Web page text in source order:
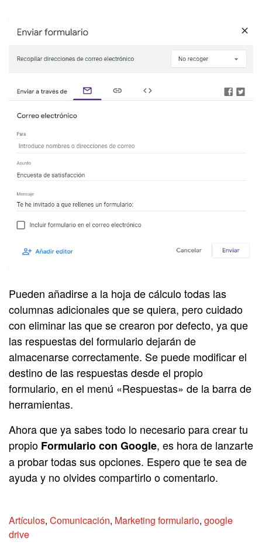
Pueden añadirse a la hoja de cálculo todas las
columnas adicionales que se quiera, pero cuidado
con eliminar las que se crearon por defecto, ya que
las respuestas del formulario dejarán de
almacenarse correctamente. Se puede modificar el
destino de las respuestas desde el propio
formulario, en el menú «Respuestas» de la barra de
herramientas.
Ahora que ya sabes todo lo necesario para crear tu
propio Formulario con Google, es hora de lanzarte
a probar todas sus opciones. Espero que te sea de
ayuda y no olvides compartirlo o comentarlo.
Artículos, Comunicación, Marketing formulario, google
drive